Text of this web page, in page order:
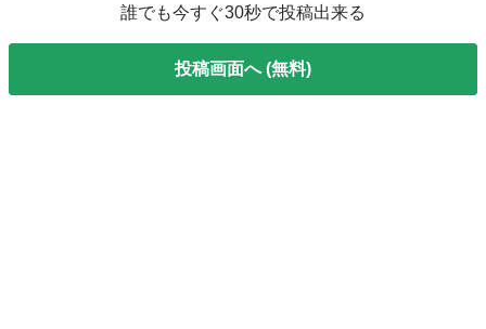
誰でも今すぐ30秒で投稿出来る
投稿画面へ (無料)